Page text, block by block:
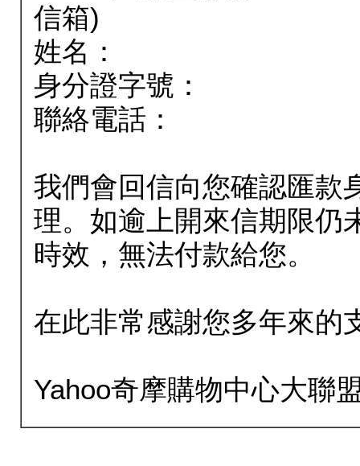
信箱)
姓名：
身分證字號：
聯絡電話：
我們會回信向您確認匯款
理。如逾上開來信期限仍
時效，無法付款給您。
在此非常感謝您多年來的
Yahoo奇摩購物中心大